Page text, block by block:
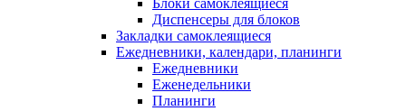
Блоки самоклеящиеся
Диспенсеры для блоков
Закладки самоклеящиеся
Ежедневники, календари, планинги
Ежедневники
Еженедельники
Планинги